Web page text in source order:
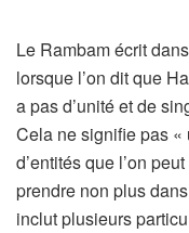
Le Rambam écrit
lorsque l’on dit que
a pas d’unité et de
Cela ne signifie pas «
d’entités que l’on
prendre non plus
inclut plusieurs